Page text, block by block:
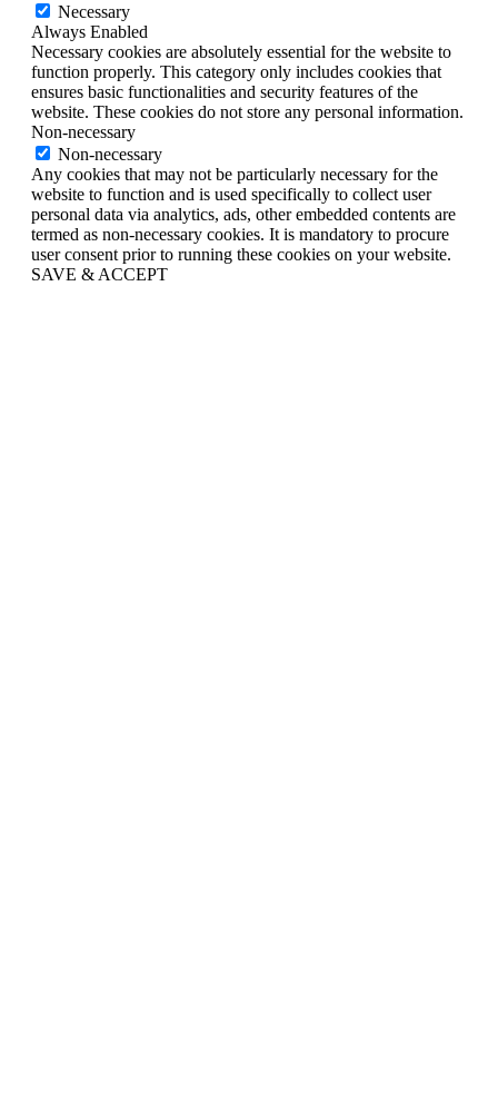
Necessary
Always Enabled
Necessary cookies are absolutely essential for the website to
function properly. This category only includes cookies that
ensures basic functionalities and security features of the
website. These cookies do not store any personal information.
Non-necessary
Non-necessary
Any cookies that may not be particularly necessary for the
website to function and is used specifically to collect user
personal data via analytics, ads, other embedded contents are
termed as non-necessary cookies. It is mandatory to procure
user consent prior to running these cookies on your website.
SAVE & ACCEPT